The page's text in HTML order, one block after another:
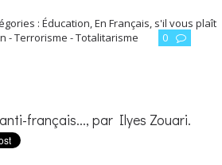
:Éducation,En Français, s'il vous plaît
- Terrorisme - Totalitarisme 0
français..., par Ilyes Zoua­ri.